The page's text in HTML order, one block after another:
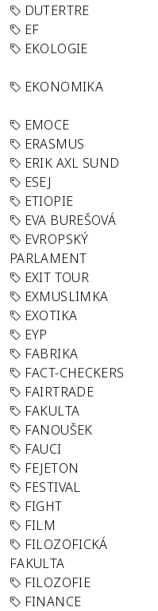
DUTERTRE
EF
EKOLOGIE
EKONOMIKA
EMOCE
ERASMUS
ERIK AXL SUND
ESEJ
ETIOPIE
EVA BUREŠOVÁ
EVROPSKÝ
PARLAMENT
EXIT TOUR
EXMUSLIMKA
EXOTIKA
EYP
FABRIKA
FACT-CHECKERS
FAIRTRADE
FAKULTA
FANOUŠEK
FAUCI
FEJETON
FESTIVAL
FIGHT
FILM
FILOZOFICKÁ
FAKULTA
FILOZOFIE
FINANCE